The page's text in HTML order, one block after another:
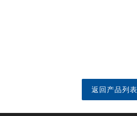
返回产品列表